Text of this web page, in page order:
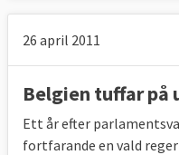
26 april 2011
Belgien tuffar på
Ett år efter
fortfarande en vald